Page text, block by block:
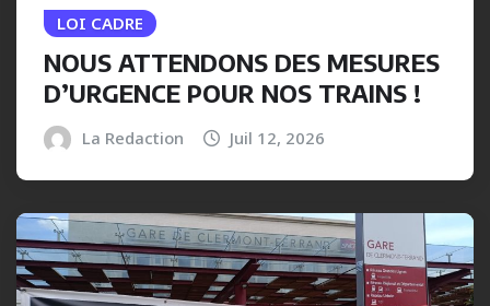
LOI CADRE
NOUS ATTENDONS DES MESURES
D’URGENCE POUR NOS TRAINS !
La Redaction Juil 12, 2026